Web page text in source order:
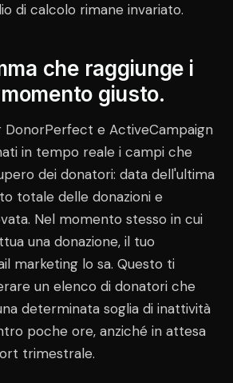
di calcolo rimane invariato.
che raggiunge i
giusto.
DonorPerfect e ActiveCampaign
in tempo reale i campi che
dei donatori: data dell'ultima
totale delle donazioni e
Nel momento stesso in cui
una donazione, il tuo
marketing lo sa. Questo ti
un elenco di donatori che
determinata soglia di inattività
poche ore, anziché in attesa
trimestrale.